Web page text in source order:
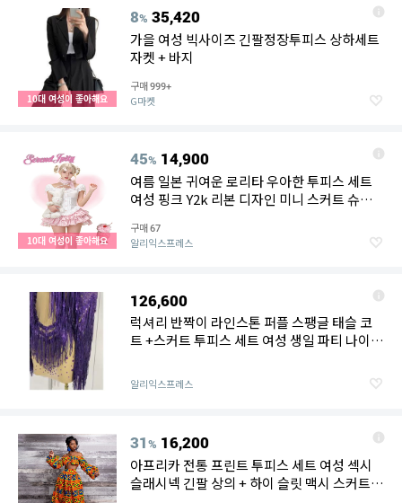
10대 여성이 좋아해요
8% 35,420
가을 여성 빅사이즈 긴팔정장투피스 상하세트
자켓 + 바지
구매999+
G마켓
10대 여성이 좋아해요
45% 14,900
여름 일본 귀여운 로리타 우아한 투피스 세트
여성 핑크 Y2k 리본 디자인 미니 스커트 슈트
구매67
알리익스프레스
126,600
럭셔리 반짝이 라인스톤 퍼플 스팽글 태슬 코
트 +스커트 투피스 세트 여성 생일 파티 나이트
알리익스프레스
31% 16,200
아프리카 전통 프린트 투피스 세트 여성 섹시
슬래시넥 긴팔 상의 + 하이 슬릿 맥시 스커트